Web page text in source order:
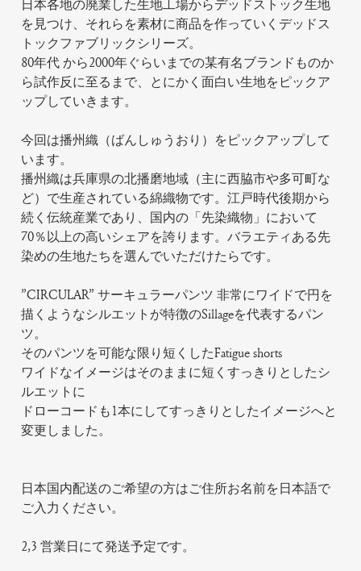
日本各地の廃業した生地工場からデッドストック生地
を見つけ、それらを素材に商品を作っていくデッドス
トックファブリックシリーズ。
80年代 から2000年ぐらいまでの某有名ブランドものか
ら試作反に至るまで、とにかく面白い生地をピックア
ップしていきます。
今回は播州織（ばんしゅうおり）をピックアップして
います。
播州織は兵庫県の北播磨地域（主に西脇市や多可町な
ど）で生産されている綿織物です。江戸時代後期から
続く伝統産業であり、国内の「先染織物」において
70％以上の高いシェアを誇ります。バラエティある先
染めの生地たちを選んでいただけたらです。
”CIRCULAR” サーキュラーパンツ 非常にワイドで円を
描くようなシルエットが特徴のSillageを代表するパン
ツ。
そのパンツを可能な限り短くしたFatigue shorts
ワイドなイメージはそのままに短くすっきりとしたシ
ルエットに
ドローコードも1本にしてすっきりとしたイメージへと
変更しました。
日本国内配送のご希望の方はご住所お名前を日本語で
ご入力ください。
2,3 営業日にて発送予定です。